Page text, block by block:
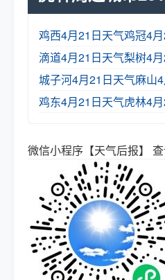
鸡西4月21日天气鸡冠4
滴道4月21日天气梨树4
城子河4月21日天气麻山
鸡东4月21日天气虎林4
微信小程序【天气后报】